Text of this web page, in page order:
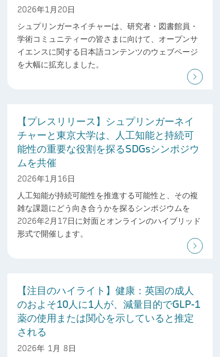
2026年1月20日
シュプリンガーネイチャーは、研究者・図書館員・
学術コミュニティーの皆さまに向けて、オープンサ
イエンスに関する日本語コンテンツのウェブページ
を大幅に拡充しました。
【プレスリリース】シュプリンガーネイ
チャーと東京大学は、人工知能と持続可
能性の重要な役割を探るSDGsシンポジウ
ムを共催
2026年1月16日
人工知能が持続可能性を推進する可能性と、その複
雑な課題にどう向き合うかを探るシンポジウムを
2026年2月17日に対面とオンラインのハイブリッド
形式で開催します。
【注目のハイライト】健康：英国の成人
のおよそ10人に1人が、減量目的でGLP-1
薬の使用または関心を示していると推定
される
2026年 1月 8日